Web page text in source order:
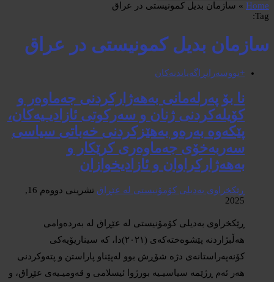
Home
» سازمان بدیل کمونیستی در عراق
Tag:
سازمان بدیل کمونیستی در عراق
+نووسەرانڕاگەیاندنەکان
نا بۆ پەرلەمانی بەهەژارکردنی جەماوەر و
کۆیلەکردنی ژنان و سەرکوتی ئازادیـیەکان،
پێکەوە بەرەو بەهێزکردنی خەباتی سیاسی
سەربەخۆی جەماوەری کرێکار و
بەهەژارکراوان و ئازادیخوازان
ڕێکخراوی بەدیلی کۆمۆنیستی لە عێڕاق
تشرینی دووەم 16,
2025
ڕێکخراوی بەدیلی کۆمۆنیستی لە عێڕاق لە بەردەوامی
هەڵبژاردنە پێشوەختەکەی (٢٠٢١)دا، کە سیناریۆیەکی
کۆنەپەراستانەی دژە شۆڕش بوو لەپێناو پاراستن و پتەوکردنی
هەر ئەم ڕژێمە سیاسیـیە بورژوا ئیسلامی و قەومیـیەی عێڕاق، و